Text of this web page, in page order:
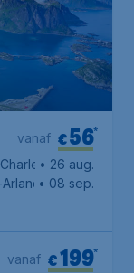
€56*
vanaf
• 26 aug.
• 08 sep.
€199*
vanaf